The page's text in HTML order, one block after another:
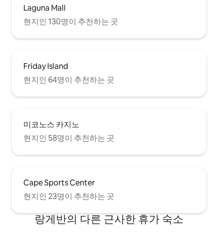
Laguna Mall
현지인 130명이 추천하는 곳
Friday Island
현지인 64명이 추천하는 곳
미코노스 카지노
현지인 58명이 추천하는 곳
Cape Sports Center
현지인 23명이 추천하는 곳
랑게반의 다른 근사한 휴가 숙소